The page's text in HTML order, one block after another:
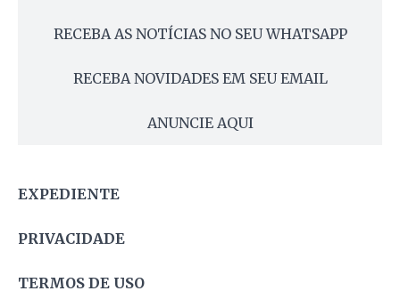
RECEBA AS NOTÍCIAS NO SEU WHATSAPP
RECEBA NOVIDADES EM SEU EMAIL
ANUNCIE AQUI
EXPEDIENTE
PRIVACIDADE
TERMOS DE USO